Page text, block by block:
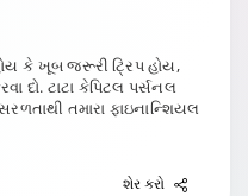
કે ખૂબ જરૂરી ટ્રિપ હોય,
દો. ટાટા કેપિટલ પર્સનલ
તમારા ફાઇનાન્શિયલ
શેર કરો